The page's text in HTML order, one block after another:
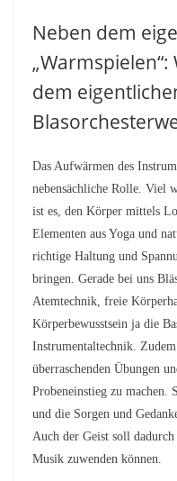
Neben dem
dem
Das Aufwärmen des
nebensächliche Rolle. Viel
ist es, den Körper mittels
Elementen aus Yoga und
richtige Haltung und
bringen. Gerade bei uns
Atemtechnik, freie
Körperbewusstsein ja die
Instrumentaltechnik.
überraschenden Übungen
Probeneinstieg zu machen.
und die Sorgen und
Auch der Geist soll
Musik zuwenden können.